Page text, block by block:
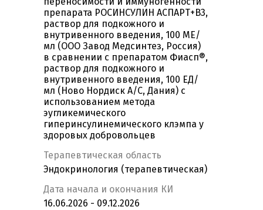
препарата РОСИНСУЛИН АСПАРТ+B3,
раствор для подкожного и
внутривенного введения, 100 МЕ/
мл (ООО Завод Медсинтез, Россия)
в сравнении с препаратом Фиасп®,
раствор для подкожного и
внутривенного введения, 100 ЕД/
мл (Ново Нордиск А/С, Дания) с
использованием метода
эугликемического
гиперинсулинемического клэмпа у
здоровых добровольцев
Терапевтическая область
Эндокринология (терапевтическая)
Дата начала и окончания КИ
16.06.2026 - 09.12.2026